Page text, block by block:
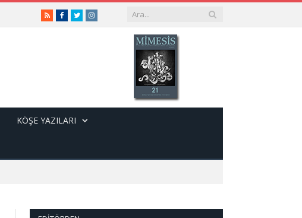
RSSFacebook
TwitterInstagram
KÖŞE YAZILARI